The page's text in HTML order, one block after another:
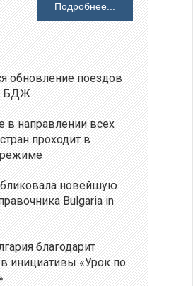
Подробнее...
обновление поездов
БДЖ
в направлении всех
проходит в
новейшую
Bulgaria in
благодарит
инициативы «Урок по